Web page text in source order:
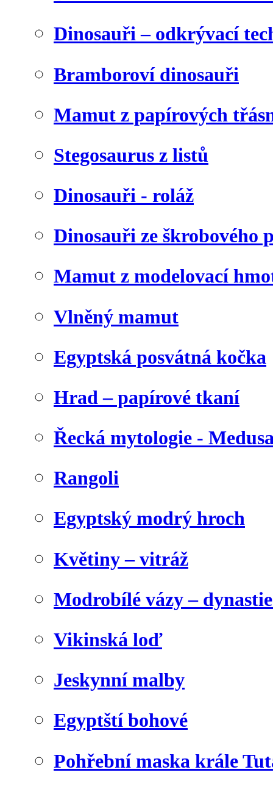
Dinosauři – odkrývací
Bramboroví dinosauři
Mamut z papírových
Stegosaurus z listů
Dinosauři - roláž
Dinosauři ze škrobového
Mamut z modelovací
Vlněný mamut
Egyptská posvátná kočka
Hrad – papírové tkaní
Řecká mytologie -
Rangoli
Egyptský modrý hroch
Květiny – vitráž
Modrobílé vázy –
Vikinská loď
Jeskynní malby
Egyptští bohové
Pohřební maska krále